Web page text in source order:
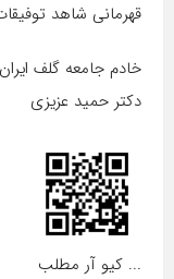
قهرمانی شاهد
خادم جامعه گلف
دکتر حمید عزیزی
... کیو آر مطلب